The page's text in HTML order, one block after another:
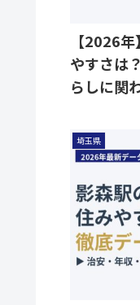
【2026
やすさは
らしに関
埼玉県